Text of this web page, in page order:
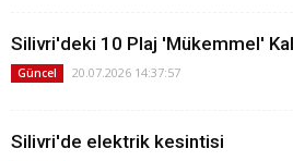
Silivri'deki 10 Plaj 'Mükemmel'
Güncel 20.07.2026 14:37:57
Silivri'de elektrik kesintisi